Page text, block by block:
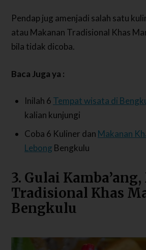
Pendap jug amenjadi salah satu
atau Makanan Tradisional Khas
bila tidak dicoba.
Baca Juga ya :
Inilah 6 Tempat wisata di
kalian kunjungi
Coba 6 Kuliner dan Makanan
Lebong Bengkulu
3. Gulai
Tradisional Khas
Bengkulu